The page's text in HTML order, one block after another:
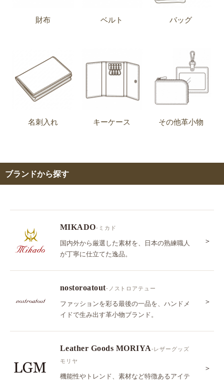
財布 ベルト バッグ
名刺入れ キーケース その他革小物
ブランドから探す
MIKADO-ミカド
国内外から厳選した素材を、日本の熟練職人
が丁寧に仕立てた逸品。
＞
nostoroatout-ノストロアテュー
ファッションを彩る最後の一品を、ハンドメ
イドで生み出す革小物ブランド。
＞
Leather Goods MORIYA-レザーグッズ
モリヤ
機能性やトレンド、素材など特徴あるアイテ
＞